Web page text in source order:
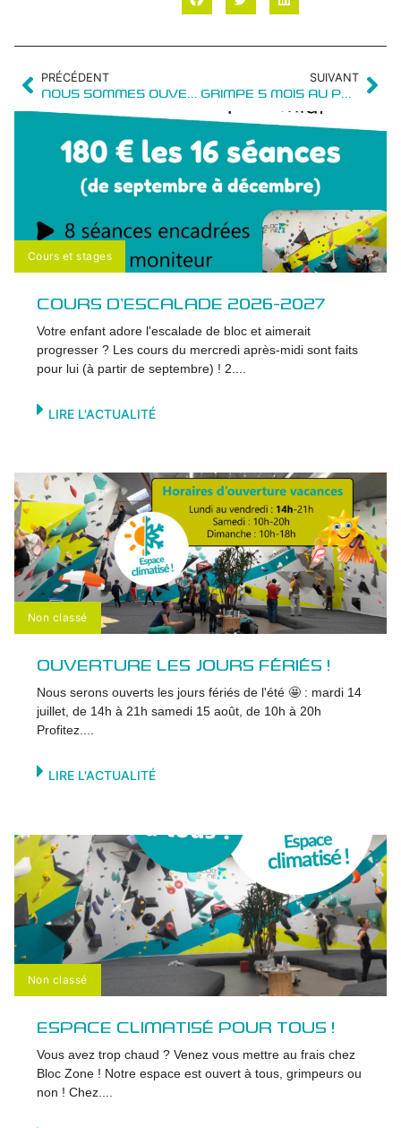
PRÉCÉDENT
NOUS SOMMES OUVERTS LES JOURS FÉRIÉS !
SUIVANT
GRIMPE 5 MOIS AU PRIX DE 3 !
Cours et stages
COURS D’ESCALADE 2026-2027
Votre enfant adore l'escalade de bloc et aimerait
progresser ? Les cours du mercredi après-midi sont faits
pour lui (à partir de septembre) ! 2....
LIRE L'ACTUALITÉ
Non classé
OUVERTURE LES JOURS FÉRIÉS !
Nous serons ouverts les jours fériés de l'été 🤩 : mardi 14
juillet, de 14h à 21h samedi 15 août, de 10h à 20h
Profitez....
LIRE L'ACTUALITÉ
Non classé
ESPACE CLIMATISÉ POUR TOUS !
Vous avez trop chaud ? Venez vous mettre au frais chez
Bloc Zone ! Notre espace est ouvert à tous, grimpeurs ou
non ! Chez....